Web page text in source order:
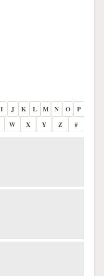
I J K L M N O
P
W X Y Z #